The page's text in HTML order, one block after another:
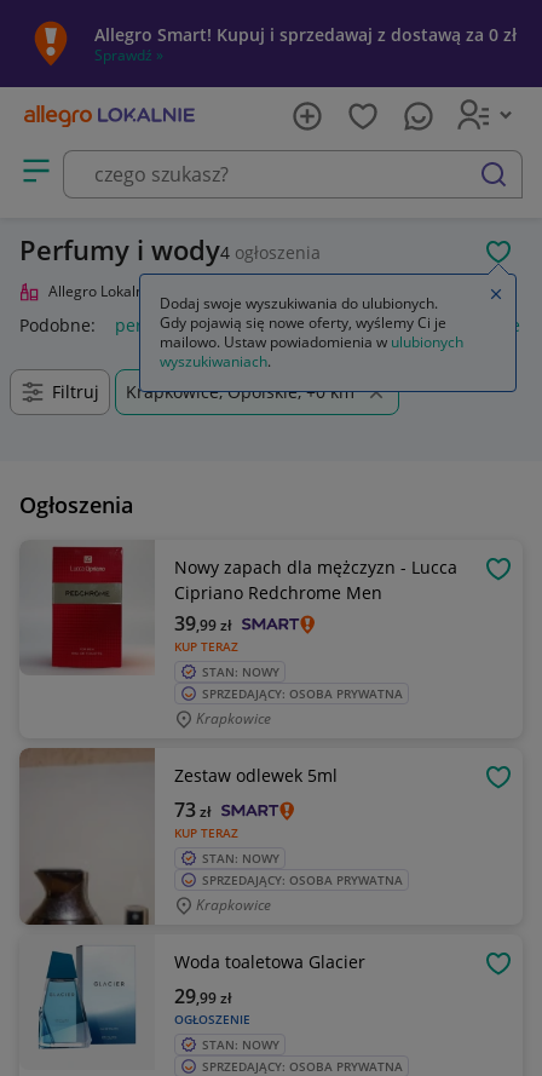
Allegro Smart! Kupuj i sprzedawaj z dostawą za 0 zł
Sprawdź »
Otwórz menu z kategoriami
szukaj
Perfumy i wody4 ogłoszenia
Allegro Lokalnie
Podobne: perfumy i wody perfumowane perfumy damskie
Filtruj Krapkowice, Opolskie, +0 km
Ogłoszenia
Nowy zapach dla mężczyzn - Lucca
Cipriano Redchrome Men
KUP TERAZ
39,99zł
STAN: NOWY
SPRZEDAJĄCY: OSOBA PRYWATNA
Krapkowice
Zestaw odlewek 5ml
KUP TERAZ
73zł
STAN: NOWY
SPRZEDAJĄCY: OSOBA PRYWATNA
Krapkowice
Woda toaletowa Glacier
OGŁOSZENIE
29,99zł
STAN: NOWY
SPRZEDAJĄCY: OSOBA PRYWATNA
Dodaj swoje wyszukiwania do ulubionych.
Gdy pojawią się nowe oferty, wyślemy Ci je
mailowo. Ustaw powiadomienia w ulubionych
wyszukiwaniach.